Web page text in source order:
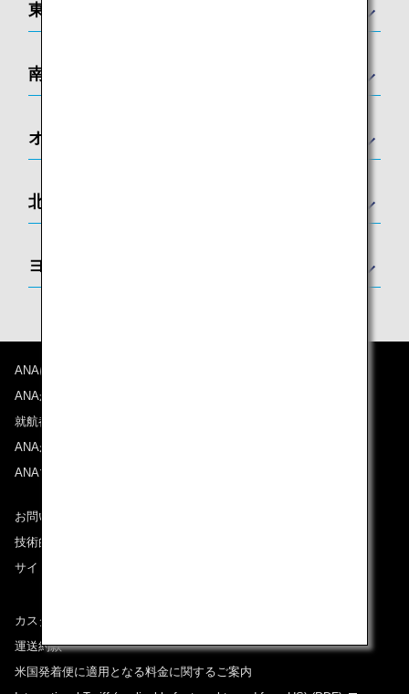
東南アジア
南アジア
オセアニア
北アメリカ
ヨーロッパ
ANAについて
ANAからのお知らせ
就航都市
ANAがお約束する体験
ANAマイレージクラブ
お問い合わせ
技術的なお問い合わせ（推奨環境）
サイトマップ
カスタマーサービスプラン / コンテンジェンシープラン
運送約款
米国発着便に適用となる料金に関するご案内